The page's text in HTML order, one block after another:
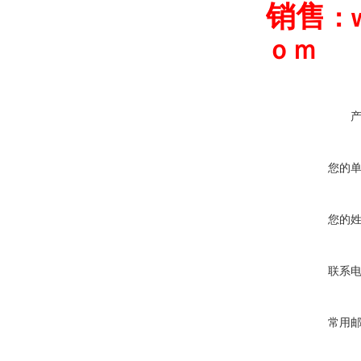
销售 ：
ｏｍ
您的
您的
联系
常用